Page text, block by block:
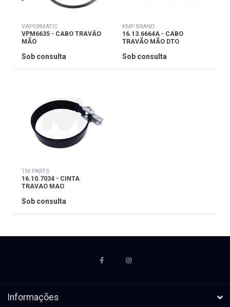
VAPORMATIC
VPM6635 - CABO TRAVÃO
MÃO
Sob consulta
KMP BRAND
16.13.6664A - CABO
TRAVÃO MÃO DTO
Sob consulta
TM PARTS
16.10.7034 - CINTA
TRAVAO MAO
Sob consulta
Informações